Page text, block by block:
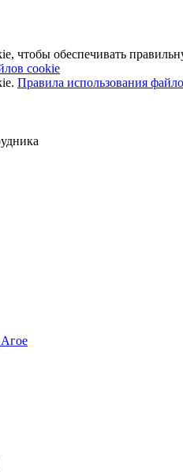
чтобы обеспечивать
cookie
Правила использования